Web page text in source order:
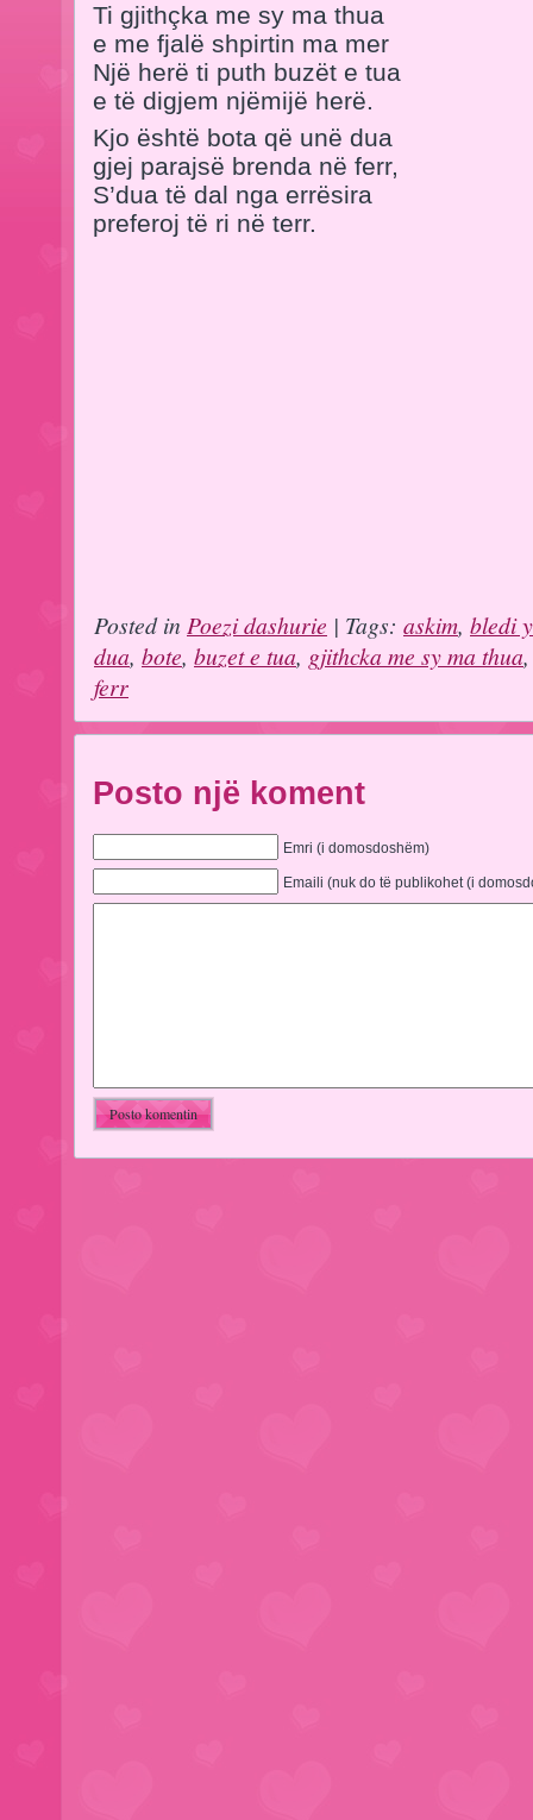
Ti gjithçka me sy ma thua
e me fjalë shpirtin ma mer
Një herë ti puth buzët e tua
e të digjem njëmijë herë.
Kjo është bota që unë dua
gjej parajsë brenda në ferr,
S’dua të dal nga errësira
preferoj të ri në terr.
Posted in Poezi dashurie | Tags: askim, bledi
dua, bote, buzet e tua, gjithcka me sy ma thua
ferr
Posto një koment
Emri (i domosdoshëm)
Emaili (nuk do të publikohet (i